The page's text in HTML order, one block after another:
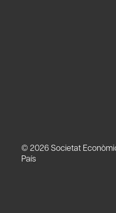
© 2026 Societat
País